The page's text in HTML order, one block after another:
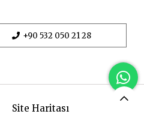
+90 532 050 21 28
Site Haritası